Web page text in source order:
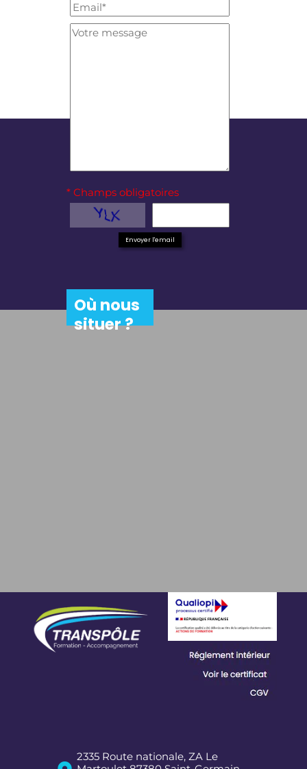
2335 Route nationale, ZA Le
Où nous
situer ?
* Champs obligatoires
Envoyer l'email